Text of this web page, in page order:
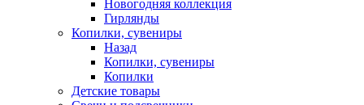
Новогодняя коллекция
Гирлянды
Копилки, сувениры
Назад
Копилки, сувениры
Копилки
Детские товары